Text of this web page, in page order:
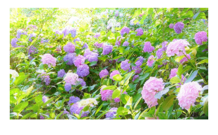
施術事例
訪問施術
ブログ/SNS
ネット予約